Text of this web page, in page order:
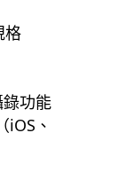
格
功能
、